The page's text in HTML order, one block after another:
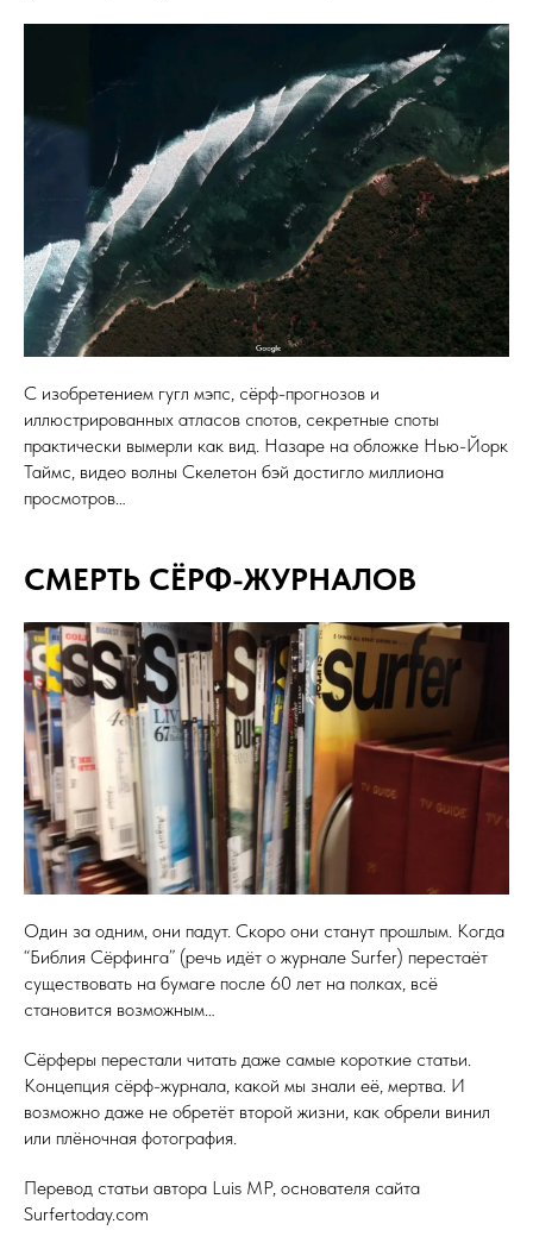
С изобретением гугл мэпс, сёрф-прогнозов и
иллюстрированных атласов спотов, секретные споты
практически вымерли как вид. Назаре на обложке Нью-Йорк
Таймс, видео волны Скелетон бэй достигло миллиона
просмотров…
СМЕРТЬ СЁРФ-ЖУРНАЛОВ
Один за одним, они падут. Скоро они станут прошлым. Когда
“Библия Сёрфинга” (речь идёт о журнале Surfer) перестаёт
существовать на бумаге после 60 лет на полках, всё
становится возможным…
Сёрферы перестали читать даже самые короткие статьи.
Концепция сёрф-журнала, какой мы знали её, мертва. И
возможно даже не обретёт второй жизни, как обрели винил
или плёночная фотография.
Перевод статьи автора Luis MP, основателя сайта
Surfertoday.com